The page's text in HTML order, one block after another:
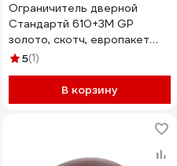
Ограничитель дверной
Стандартй 610+3М GP
золото, скотч, европакет
15811
5(1)
В корзину